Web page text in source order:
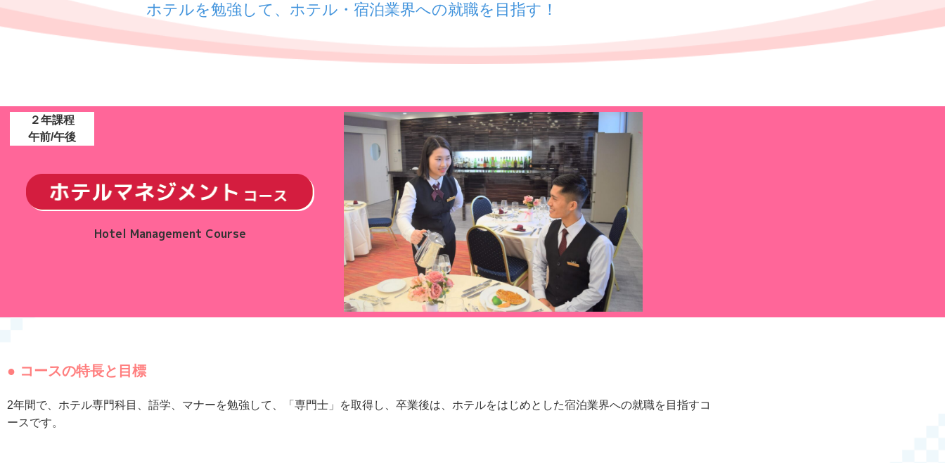
ホテルを勉強して、ホテル・宿泊業界への就職を目指す！
２年課程
午前/午後
Hotel Management Course
● コースの特長と目標
2年間で、ホテル専門科目、語学、マナーを勉強して、「専門士」を取得し、卒業後は、ホテルをはじめとした宿泊業界への就職を目指すコ
ースです。